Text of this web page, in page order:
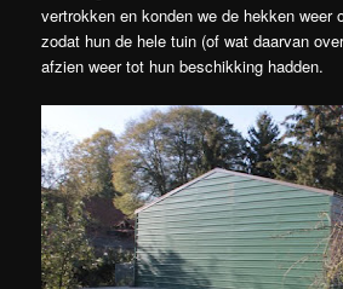
vertrokken en konden we de hekken weer
zodat hun de hele tuin (of wat daarvan
afzien weer tot hun beschikking hadden.